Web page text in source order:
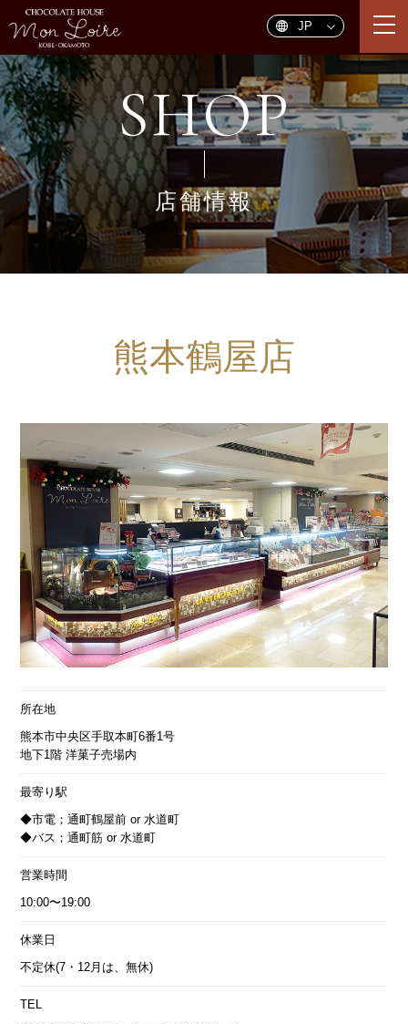
SHOP
店舗情報
熊本鶴屋店
所在地
熊本市中央区手取本町6番1号
地下1階 洋菓子売場内
最寄り駅
◆市電；通町鶴屋前 or 水道町
◆バス；通町筋 or 水道町
営業時間
10:00〜19:00
休業日
不定休(7・12月は、無休)
TEL